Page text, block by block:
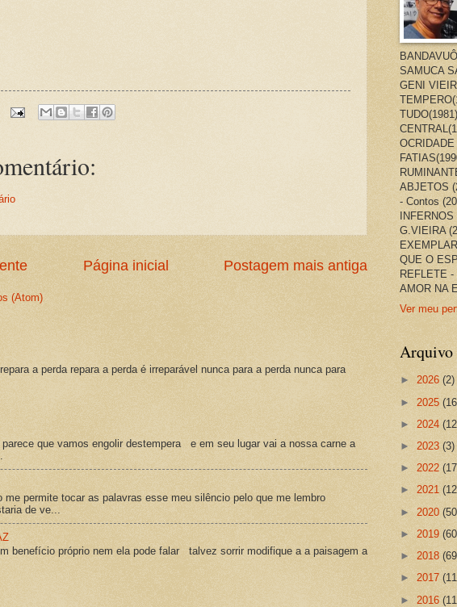
Postagem mais antiga
Página inicial
(Atom)
a perda repara a perda é irreparável nunca para a perda nunca para
que vamos engolir destempera e em seu lugar vai a nossa carne a
me permite tocar as palavras esse meu silêncio pelo que me lembro
de ve...
benefício próprio nem ela pode falar talvez sorrir modifique a a paisagem a
SAMUCA
GENI
ABJETOS
- Contos
G.VIEIRA
QUE O
REFLETE
AMOR NA
Ver meu
Arquivo
► 2026 (2)
► 2025
► 2024
► 2023 (3)
► 2022
► 2021
► 2020
► 2019
► 2018
► 2017
► 2016